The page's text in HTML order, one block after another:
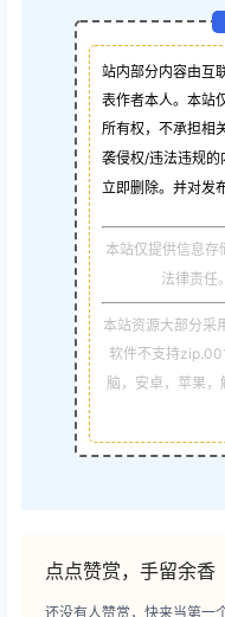
站内部分内容由互
表作者本人。本站
所有权，不承担相
袭侵权/违法违规的
立即删除。并对发
本站仅提供信息存
法律责任
本站资源大部分采
软件不支持
脑，安卓，苹果
点点赞赏，手留余香
还没有人赞赏，快来当第一